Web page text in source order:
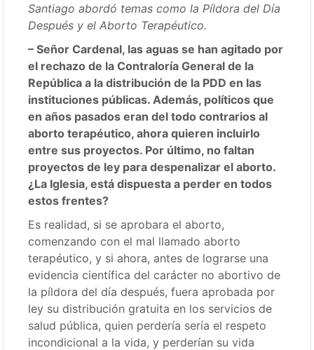
Santiago abordó temas como la Píldora del Día
Después y el Aborto Terapéutico.
– Señor Cardenal, las aguas se han agitado por
el rechazo de la Contraloría General de la
República a la distribución de la PDD en las
instituciones públicas. Además, políticos que
en años pasados eran del todo contrarios al
aborto terapéutico, ahora quieren incluirlo
entre sus proyectos. Por último, no faltan
proyectos de ley para despenalizar el aborto.
¿La Iglesia, está dispuesta a perder en todos
estos frentes?
Es realidad, si se aprobara el aborto,
comenzando con el mal llamado aborto
terapéutico, y si ahora, antes de lograrse una
evidencia científica del carácter no abortivo de
la píldora del día después, fuera aprobada por
ley su distribución gratuita en los servicios de
salud pública, quien perdería sería el respeto
incondicional a la vida, y perderían su vida